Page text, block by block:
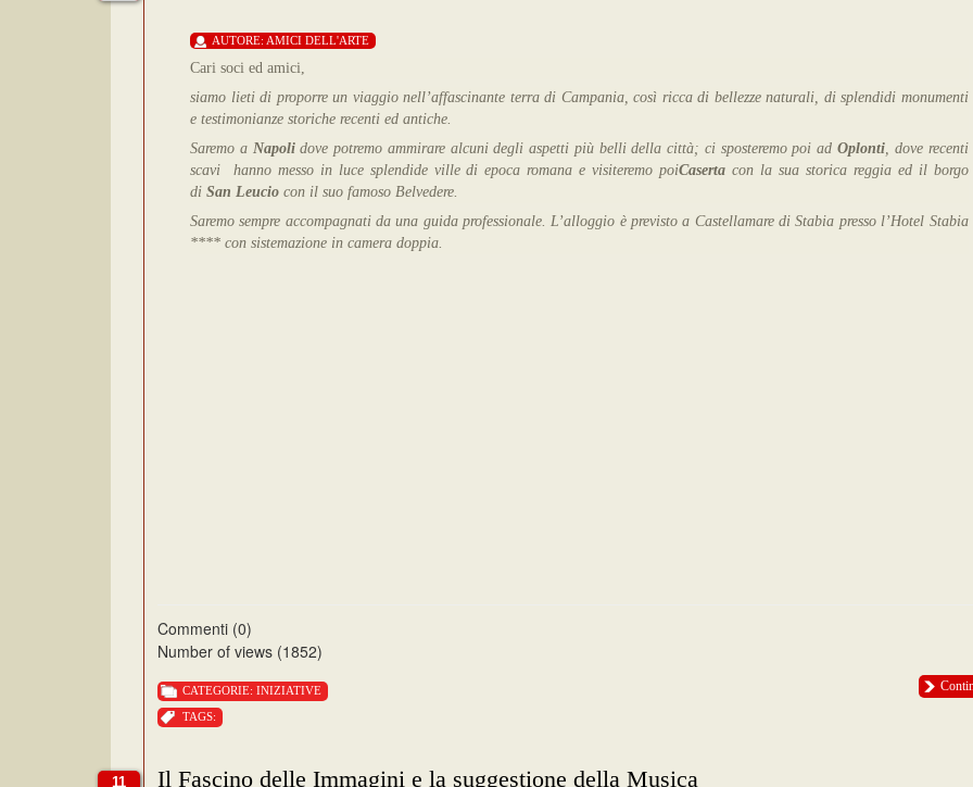
AUTORE: AMICI DELL'ARTE
Cari soci ed amici,
siamo lieti di proporre un viaggio nell’affascinante terra di Campania, così ricca di bellezze naturali, di splendidi monumenti
e testimonianze storiche recenti ed antiche.
Saremo a Napolidove potremo ammirare alcuni degli aspetti più belli della città; ci sposteremo poi ad Oplonti, dove recenti
scavi hanno messo in luce splendide ville di epoca romana e visiteremo poiCasertacon la sua storica reggia ed il borgo
di San Leucio con il suo famoso Belvedere.
Saremo sempre accompagnati da una guida professionale. L’alloggio è previsto a Castellamare di Stabia presso l’Hotel Stabia
**** con sistemazione in camera doppia.
Commenti (0)
Number of views (1852)
CATEGORIE: INIZIATIVE
TAGS:
11 Il Fascino delle Immagini e la suggestione della Musica